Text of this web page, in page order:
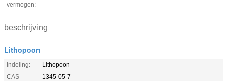
vermogen:
beschrijving
Lithopoon
Indeling:
Lithopoon
CAS-
1345-05-7